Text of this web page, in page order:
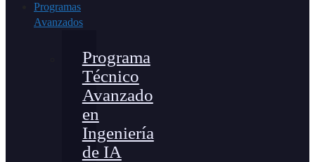
Programas
Avanzados
Programa
Técnico
Avanzado
en
Ingeniería
de IA